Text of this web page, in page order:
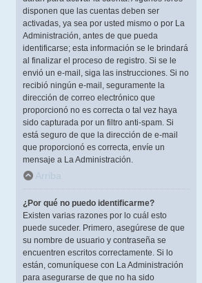
disponen que las cuentas deben ser
activadas, ya sea por usted mismo o por La
Administración, antes de que pueda
identificarse; esta información se le brindará
al finalizar el proceso de registro. Si se le
envió un e-mail, siga las instrucciones. Si no
recibió ningún e-mail, seguramente la
dirección de correo electrónico que
proporcionó no es correcta o tal vez haya
sido capturada por un filtro anti-spam. Si
está seguro de que la dirección de e-mail
que proporcionó es correcta, envíe un
mensaje a La Administración.
Arriba
¿Por qué no puedo identificarme?
Existen varias razones por lo cuál esto
puede suceder. Primero, asegúrese de que
su nombre de usuario y contraseña se
encuentren escritos correctamente. Si lo
están, comuníquese con La Administración
para asegurarse de que no ha sido